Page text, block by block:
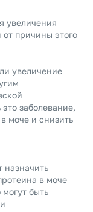
увеличения
причины этого
увеличение
заболевание,
моче и снизить
назначить
в моче
быть